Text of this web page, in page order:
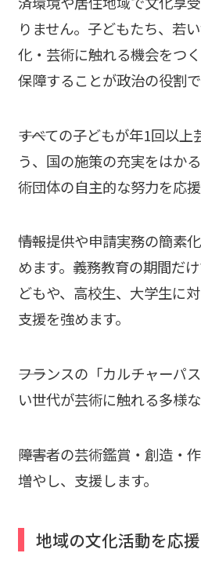
りません。子どもたち、若
化・芸術に触れる機会をつ
保障することが政治の役割で
――すべての子どもが年1回以
う、国の施策の充実をはか
術団体の自主的な努力を応援
――情報提供や申請実務の簡素
めます。義務教育の期間だ
どもや、高校生、大学生に
支援を強めます。
――フランスの「カルチャーパ
い世代が芸術に触れる多様
――障害者の芸術鑑賞・創造・
増やし、支援します。
地域の文化活動を応